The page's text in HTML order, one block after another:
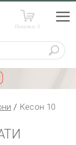
Покупки:0
Кесон 10